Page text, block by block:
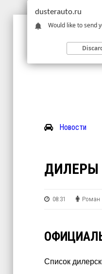
Новости
ДИЛЕРЫ
08:31 Роман
Список
dusterauto.ru
Would like to send